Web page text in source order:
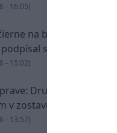
- 16:05)
na bielom:
s Trabzonsporom
- 15:02)
Druholigová
v zostave zdolala PSG
- 13:57)